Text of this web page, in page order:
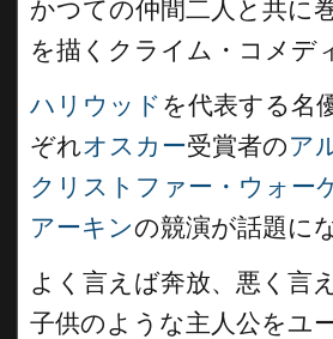
かつての仲間二人と共に
を描くクライム・コメデ
ハリウッド を代表する名
ぞれオスカー受賞者のア
クリストファー・ウォー
アーキンの競演が話題に
よく言えば奔放、悪く言
子供のような主人公をユ